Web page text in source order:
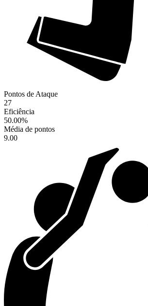
Pontos de Ataque
27
Eficiência
50.00%
Média de pontos
9.00